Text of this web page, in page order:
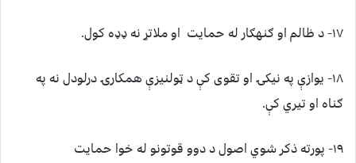
١٧- د ظالم او ګنهګار له حمايت او ملاتړ نه ډډه کول.
١٨- يوازې په نيکۍ او تقوى کې د ټولنيزې همکارۍ درلودل نه په
ګناه او تيري کې.
١٩- پورته ذکر شوي اصول د دوو قوتونو له خوا حمايت